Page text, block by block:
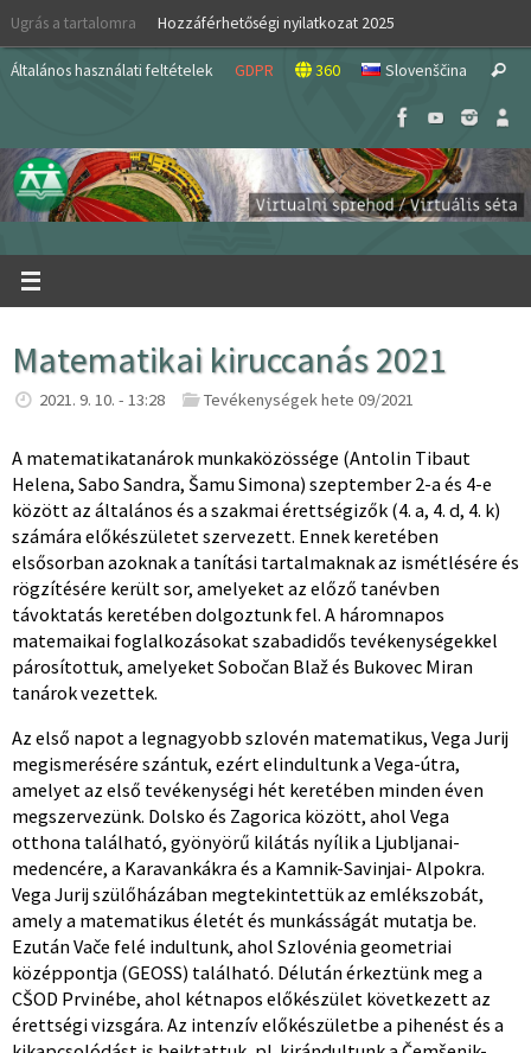
Skip
content
Ugrás a tartalomra Hozzáférhetőségi nyilatkozat 2025
Általános használati feltételek GDPR 360 Slovenščina Search
Matematikai kiruccanás 2021
2021. 9. 10. - 13:28 Tevékenységek hete 09/2021
A matematikatanárok munkaközössége (Antolin Tibaut
Helena, Sabo Sandra, Šamu Simona) szeptember 2-a és 4-e
között az általános és a szakmai érettségizők (4. a, 4. d, 4. k)
számára előkészületet szervezett. Ennek keretében
elsősorban azoknak a tanítási tartalmaknak az ismétlésére és
rögzítésére került sor, amelyeket az előző tanévben
távoktatás keretében dolgoztunk fel. A háromnapos
matemaikai foglalkozásokat szabadidős tevékenységekkel
párosítottuk, amelyeket Sobočan Blaž és Bukovec Miran
tanárok vezettek.
Az első napot a legnagyobb szlovén matematikus, Vega Jurij
megismerésére szántuk, ezért elindultunk a Vega-útra,
amelyet az első tevékenységi hét keretében minden éven
megszervezünk. Dolsko és Zagorica között, ahol Vega
otthona található, gyönyörű kilátás nyílik a Ljubljanai-
medencére, a Karavankákra és a Kamnik-Savinjai- Alpokra.
Vega Jurij szülőházában megtekintettük az emlékszobát,
amely a matematikus életét és munkásságát mutatja be.
Ezután Vače felé indultunk, ahol Szlovénia geometriai
középpontja (GEOSS) található. Délután érkeztünk meg a
CŠOD Prvinébe, ahol kétnapos előkészület következett az
érettségi vizsgára. Az intenzív előkészületbe a pihenést és a